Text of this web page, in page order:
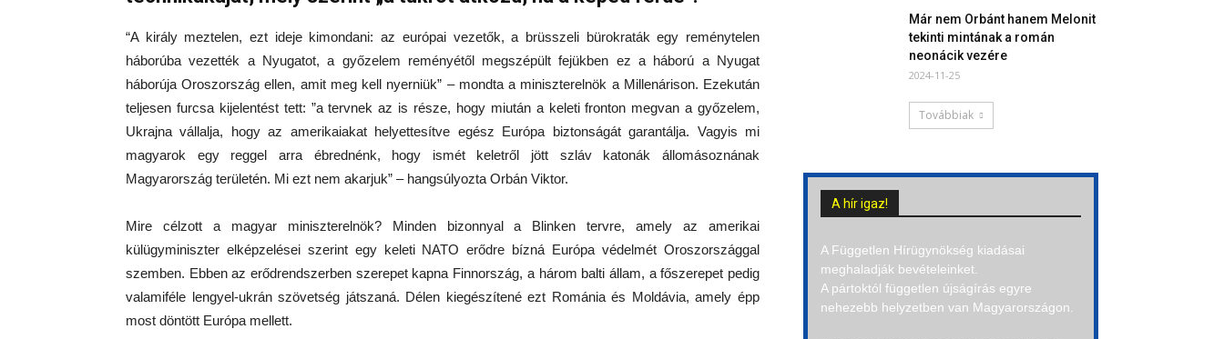
“A király meztelen, ezt ideje kimondani: az európai vezetők, a brüsszeli bürokraták egy reménytelen
háborúba vezették a Nyugatot, a győzelem reményétől megszépült fejükben ez a háború a Nyugat
háborúja Oroszország ellen, amit meg kell nyerniük” – mondta a miniszterelnök a Millenárison. Ezekután
teljesen furcsa kijelentést tett: ”a tervnek az is része, hogy miután a keleti fronton megvan a győzelem,
Ukrajna vállalja, hogy az amerikaiakat helyettesítve egész Európa biztonságát garantálja. Vagyis mi
magyarok egy reggel arra ébrednénk, hogy ismét keletről jött szláv katonák állomásoznának
Magyarország területén. Mi ezt nem akarjuk” – hangsúlyozta Orbán Viktor.
Mire célzott a magyar miniszterelnök? Minden bizonnyal a Blinken tervre, amely az amerikai
külügyminiszter elképzelései szerint egy keleti NATO erődre bízná Európa védelmét Oroszországgal
szemben. Ebben az erődrendszerben szerepet kapna Finnország, a három balti állam, a főszerepet pedig
valamiféle lengyel-ukrán szövetség játszaná. Délen kiegészítené ezt Románia és Moldávia, amely épp
most döntött Európa mellett.
Már nem Orbánt hanem Melonit
tekinti mintának a román
neonácik vezére
2024-11-25
Továbbiak
A hír igaz!
A Független Hírügynökség kiadásai
meghaladják bevételeinket.
A pártoktól független újságírás egyre
nehezebb helyzetben van Magyarországon.